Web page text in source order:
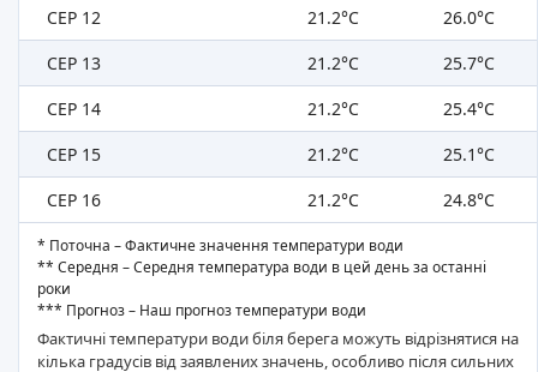
СЕР 12
21.2°C
26.0°C
СЕР 13
21.2°C
25.7°C
СЕР 14
21.2°C
25.4°C
СЕР 15
21.2°C
25.1°C
СЕР 16
21.2°C 24.8°C
* Поточна – Фактичне значення температури води
** Середня – Середня температура води в цей день за останні
роки
*** Прогноз – Наш прогноз температури води
Фактичні температури води біля берега можуть відрізнятися на
кілька градусів від заявлених значень, особливо після сильних